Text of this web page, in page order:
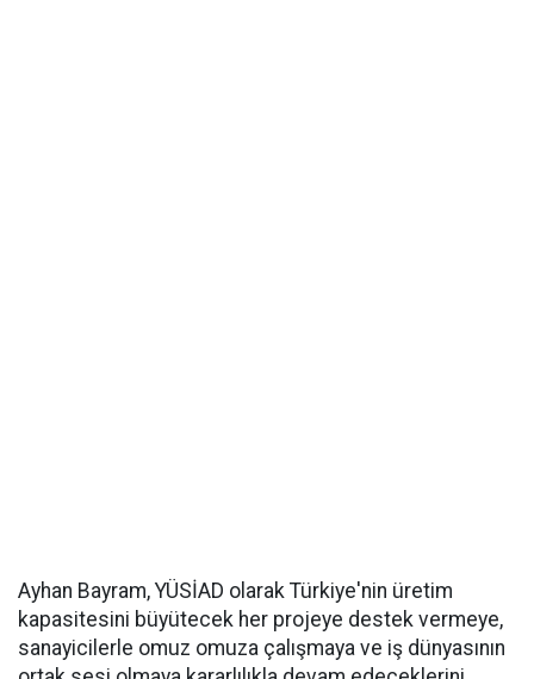
Ayhan Bayram, YÜSİAD olarak Türkiye'nin üretim
kapasitesini büyütecek her projeye destek vermeye,
sanayicilerle omuz omuza çalışmaya ve iş dünyasının